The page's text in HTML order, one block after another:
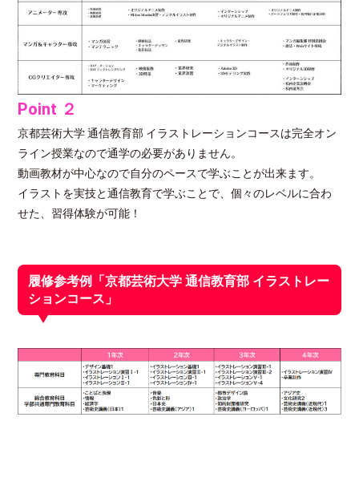
Point ２
京都芸術大学 通信教育部 イラストレーションコースは完全オン
ライン授業なので通学の必要がありません。
動画教材が中心なので自分のペースで学ぶことが出来ます。
イラストを実技と通信教育で学ぶことで、個々のレベルに合わ
せた、習得体験が可能！
履修参考例「京都芸術大学 通信教育部 イラストレー
ションコース」